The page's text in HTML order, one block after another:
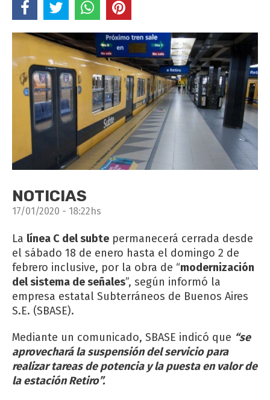
NOTICIAS
17/01/2020 - 18:22hs
La línea C del subte permanecerá cerrada desde
el sábado 18 de enero hasta el domingo 2 de
febrero inclusive, por la obra de “modernización
del sistema de señales”, según informó la
empresa estatal Subterráneos de Buenos Aires
S.E. (SBASE).
Mediante un comunicado, SBASE indicó que “se
aprovechará la suspensión del servicio para
realizar tareas de potencia y la puesta en valor de
la estación Retiro”.